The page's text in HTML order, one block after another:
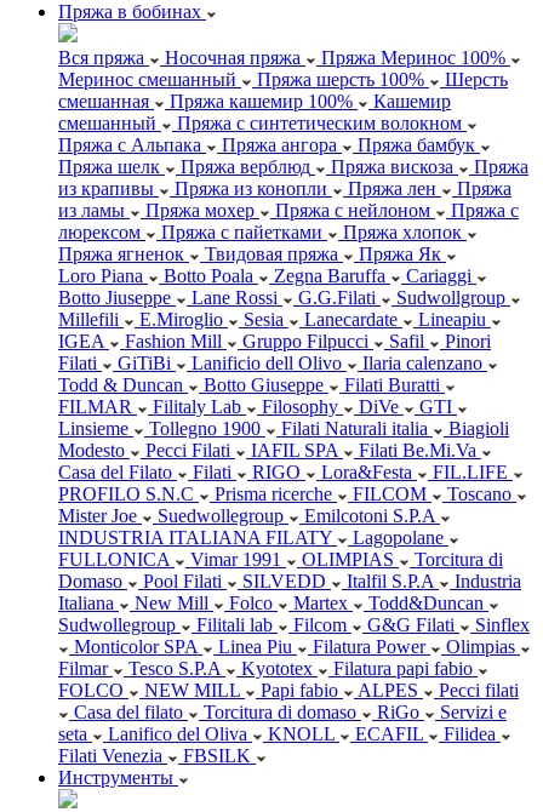
Пряжа в бобинах
Вся пряжа Носочная пряжа
Пряжа Меринос 100%
Меринос смешанный
Пряжа шерсть 100%
Шерсть
смешанная
Пряжа кашемир 100%
Кашемир
смешанный
Пряжа с синтетическим волокном
Пряжа с Альпака
Пряжа ангора
Пряжа бамбук
Пряжа шелк
Пряжа верблюд Пряжа вискоза
Пряжа
из крапивы
Пряжа из конопли Пряжа лен
Пряжа
из ламы
Пряжа мохер Пряжа с нейлоном
Пряжа с
люрексом
Пряжа с пайетками
Пряжа хлопок
Пряжа ягненок
Твидовая пряжа
Пряжа Як
Loro Piana
Botto Poala Zegna Baruffa
Cariaggi
Botto Jiuseppe
Lane Rossi G.G.Filati
Sudwollgroup
Millefili
E.Miroglio Sesia Lanecardate
Lineapiu
IGEA
Fashion Mill Gruppo Filpucci Safil
Pinori
Filati
GiTiBi Lanificio dell Olivo
Ilaria calenzano
Todd & Duncan
Botto Giuseppe
Filati Buratti
FILMAR
Filitaly Lab Filosophy DiVe
GTI
Linsieme
Tollegno 1900 Filati Naturali italia
Biagioli
Modesto
Pecci Filati IAFIL SPA
Filati Be.Mi.Va
Casa del Filato
Filati RIGO Lora&Festa
FIL.LIFE
PROFILO S.N.C
Prisma ricerche FILCOM
Toscano
Mister Joe
Suedwollegroup
Emilcotoni S.P.A
INDUSTRIA ITALIANA FILATY
Lagopolane
FULLONICA
Vimar 1991 OLIMPIAS
Torcitura di
Domaso
Pool Filati SILVEDD Italfil S.P.A
Industria
Italiana
New Mill Folco Martex
Todd&Duncan
Sudwollegroup
Filitali lab Filcom G&G Filati
Sinflex
Monticolor SPA
Linea Piu Filatura Power
Olimpias
Filmar
Tesco S.P.A Kyototex
Filatura papi fabio
FOLCO
NEW MILL Papi fabio ALPES
Pecci filati
Casa del filato
Torcitura di domaso RiGo
Servizi e
seta
Lanifico del Oliva KNOLL ECAFIL
Filidea
Filati Venezia
FBSILK
Инструменты